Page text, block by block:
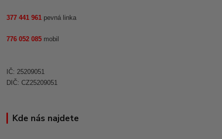
377 441 961 pevná linka
776 052 085 mobil
IČ: 25209051
DIČ: CZ25209051
Kde nás najdete